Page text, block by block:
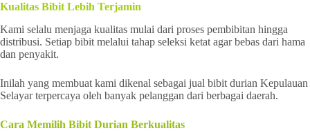
Kualitas Bibit Lebih Terjamin
Kami selalu menjaga kualitas mulai dari proses pembibitan hingga
distribusi. Setiap bibit melalui tahap seleksi ketat agar bebas dari hama
dan penyakit.
Inilah yang membuat kami dikenal sebagai jual bibit durian Kepulauan
Selayar terpercaya oleh banyak pelanggan dari berbagai daerah.
Cara Memilih Bibit Durian Berkualitas